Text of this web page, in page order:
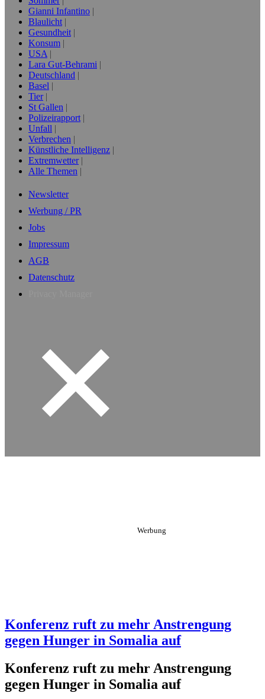
Gianni Infantino
Blaulicht
Gesundheit
Konsum
USA
Lara Gut-Behrami
Deutschland
Basel
Tier
St Gallen
Polizeirapport
Unfall
Verbrechen
Künstliche Intelligenz
Extremwetter
Alle Themen
Newsletter
Werbung / PR
Jobs
Impressum
AGB
Datenschutz
Konferenz ruft zu mehr Anstrengung
gegen Hunger in Somalia auf
Konferenz ruft zu mehr Anstrengung
gegen Hunger in Somalia auf